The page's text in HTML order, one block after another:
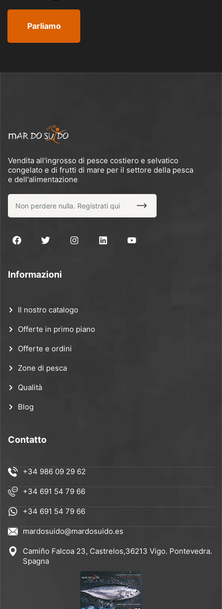
Parliamo
Vendita all'ingrosso di pesce costiero e selvatico
congelato e di frutti di mare per il settore della pesca
e dell'alimentazione
Informazioni
Il nostro catalogo
Offerte in primo piano
Offerte e ordini
Zone di pesca
Qualità
Blog
Contatto
+34 986 09 29 62
+34 691 54 79 66
+34 691 54 79 66
mardosuido@mardosuido.es
Camiño Falcoa 23, Castrelos,36213 Vigo. Pontevedra.
Spagna